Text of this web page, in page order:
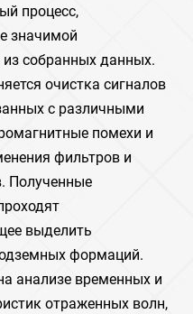
процесс,
значимой
собранных данных.
очистка сигналов
с различными
помехи и
фильтров и
Полученные
выделить
формаций.
анализе временных и
отраженных волн,